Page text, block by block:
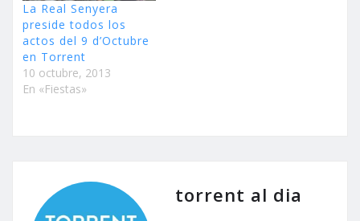
La Real Senyera
preside todos los
actos del 9 d’Octubre
en Torrent
10 octubre, 2013
En «Fiestas»
torrent al dia